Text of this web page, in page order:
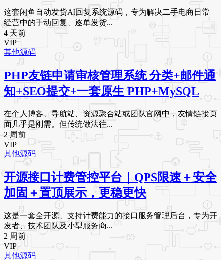
这套闲鱼自动发货AI回复系统源码，专为解决二手电商日常
经营中的手动回复、逐单发货...
4 天前
VIP
其他源码
PHP友链申请审核管理系统 分类+邮件通
知+SEO提交+一套原生 PHP+MySQL
在个人博客、导航站、资源聚合站或团队官网中，友情链接页
面几乎是刚需。但传统做法往...
2 周前
VIP
其他源码
开源接口计费管控平台｜QPS限速＋安全
加固＋置顶展示，更稳更快
这是一套全开源、支持计费能力的接口服务管理后台，专为开
发者、技术团队及小型服务商...
2 周前
VIP
其他源码